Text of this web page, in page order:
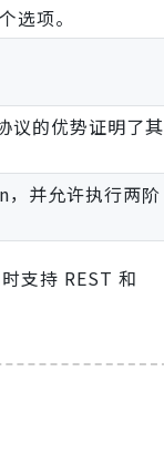
选项。
议的优势证明了其
并允许执行两阶
支持 REST 和